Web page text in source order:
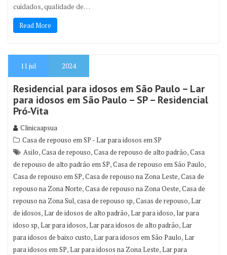
cuidados, qualidade de…
Read More
11jul 2024
Residencial para idosos em São Paulo – Lar
para idosos em São Paulo – SP – Residencial
Pró-Vita
Clinicaapsua
Casa de repouso em SP - Lar para idosos em SP
Asilo,Casa de repouso,Casa de repouso de alto padrão,Casa
de repouso de alto padrão em SP,Casa de repouso em São Paulo,
Casa de repouso em SP,Casa de repouso na Zona Leste,Casa de
repouso na Zona Norte,Casa de repouso na Zona Oeste,Casa de
repouso na Zona Sul,casa de repouso sp,Casas de repouso,Lar
de idosos,Lar de idosos de alto padrão,Lar para idoso, lar para
idoso sp,Lar para idosos,Lar para idosos de alto padrão,Lar
para idosos de baixo custo,Lar para idosos em São Paulo,Lar
para idosos em SP,Lar para idosos na Zona Leste,Lar para